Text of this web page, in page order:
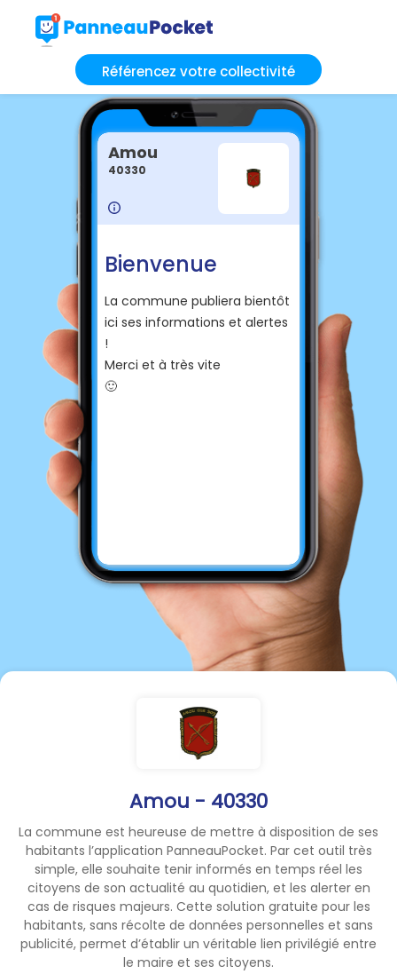
Référencez votre collectivité
Amou - 40330
La commune est heureuse de mettre à disposition de ses
habitants l’application PanneauPocket. Par cet outil très
simple, elle souhaite tenir informés en temps réel les
citoyens de son actualité au quotidien, et les alerter en
cas de risques majeurs. Cette solution gratuite pour les
habitants, sans récolte de données personnelles et sans
publicité, permet d’établir un véritable lien privilégié entre
le maire et ses citoyens.
Amou
40330
Bienvenue
La commune publiera bientôt
ici ses informations et alertes
!
Merci et à très vite
🙂